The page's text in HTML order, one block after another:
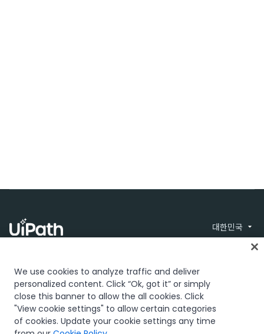
대한민국
신뢰 및 보안 Terms of Use
Privacy Policy
Cookies Policy
Your Privacy Choices
© 2005-2026 UiPath.
All rights reserved.
We use cookies to analyze traffic and deliver
personalized content. Click “Ok, got it” or simply
close this banner to allow the all cookies. Click
"View cookie settings" to allow certain categories
of cookies. Update your cookie settings any time